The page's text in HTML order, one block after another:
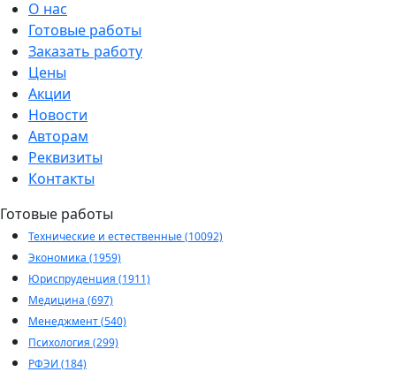
О нас
Готовые работы
Заказать работу
Цены
Акции
Новости
Авторам
Реквизиты
Контакты
Готовые работы
Технические и естественные (10092)
Экономика (1959)
Юриспруденция (1911)
Медицина (697)
Менеджмент (540)
Психология (299)
РФЭИ (184)